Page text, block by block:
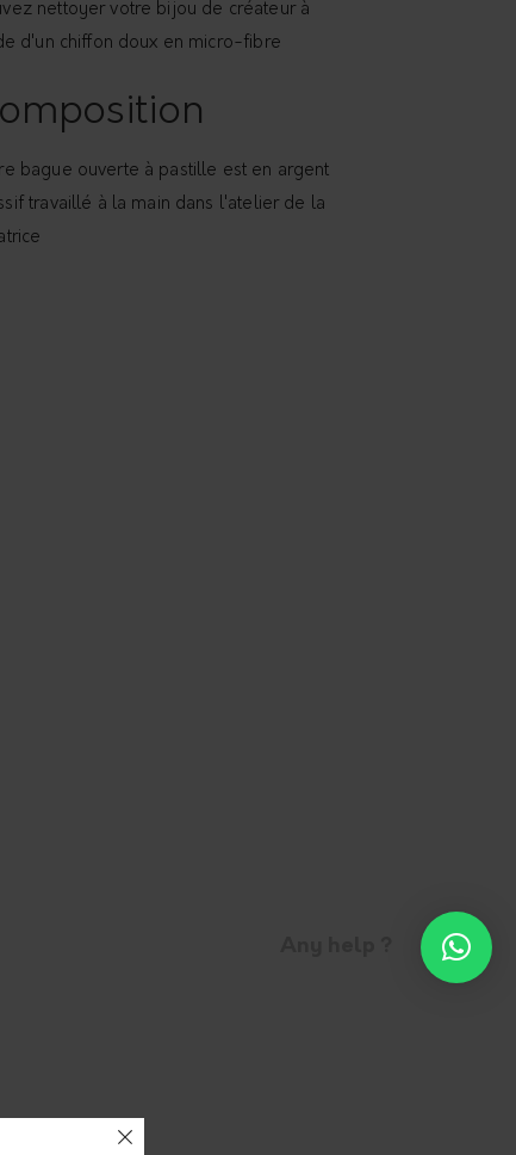
nettoyer votre bijou de créateur à
d'un chiffon doux en micro-fibre
bague ouverte à pastille est en argent
travaillé à la main dans l'atelier de la